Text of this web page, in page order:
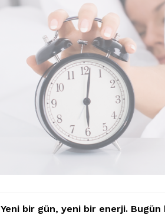
Yeni bir gün, yeni bir enerji.